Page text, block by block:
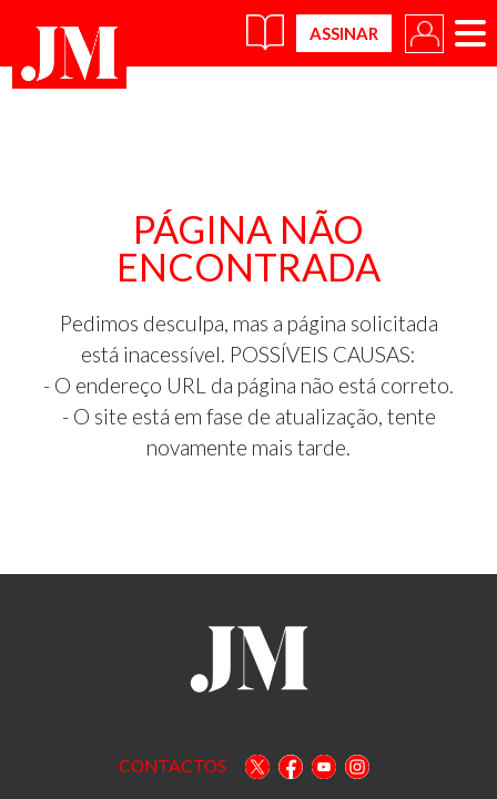
×
PÁGINA NÃO
ENCONTRADA
Pedimos desculpa, mas a página solicitada
está inacessível. POSSÍVEIS CAUSAS:
- O endereço URL da página não está correto.
- O site está em fase de atualização, tente
novamente mais tarde.
CONTACTOS